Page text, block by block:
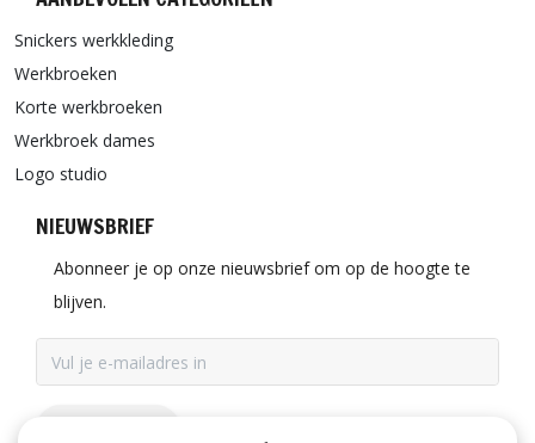
Snickers werkkleding
Werkbroeken
Korte werkbroeken
Werkbroek dames
Logo studio
NIEUWSBRIEF
Abonneer je op onze nieuwsbrief om op de hoogte te
blijven.